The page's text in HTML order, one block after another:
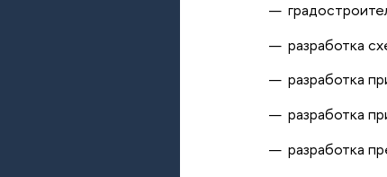
разработка
разработка
разработка
разработка